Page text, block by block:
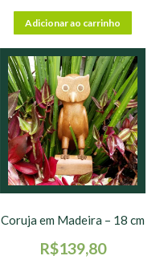
Adicionar ao carrinho
Coruja em Madeira – 18 cm
R$139,80